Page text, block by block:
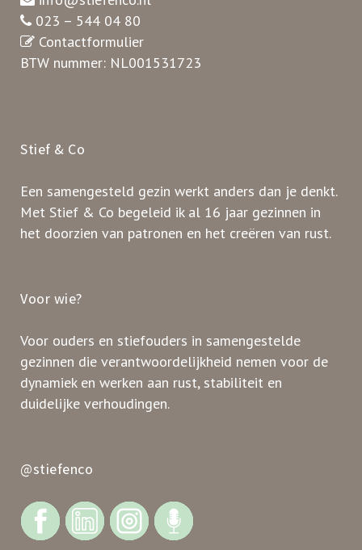
023 – 544 04 80
Contactformulier
BTW nummer: NL001531723
Stief & Co
Een samengesteld gezin werkt anders dan je denkt.
Met Stief & Co begeleid ik al 16 jaar gezinnen in
het doorzien van patronen en het creëren van rust.
Voor wie?
Voor ouders en stiefouders in samengestelde
gezinnen die verantwoordelijkheid nemen voor de
dynamiek en werken aan rust, stabiliteit en
duidelijke verhoudingen.
@stiefenco